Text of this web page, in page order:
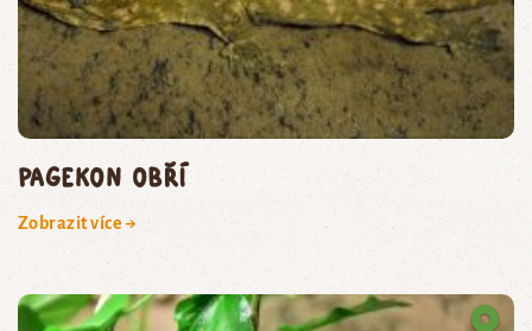
pagekon obří
Zobrazit více →